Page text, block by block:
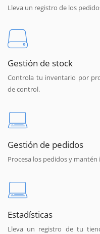
Lleva un registro de los
Gestión de stock
Controla tu inventario por
de control.
Gestión de pedidos
Procesa los pedidos y
Estadísticas
Lleva un registro de tu